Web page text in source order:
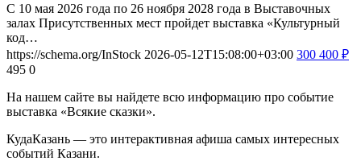
С 10 мая 2026 года по 26 ноября 2028 года в Выставочных
залах Присутственных мест пройдет выставка «Культурный
код…
https://schema.org/InStock 2026-05-12T15:08:00+03:00 300 400 ₽
495 0
На нашем сайте вы найдете всю информацию про событие
выставка «Всякие сказки».
КудаКазань — это интерактивная афиша самых интересных
событий Казани.